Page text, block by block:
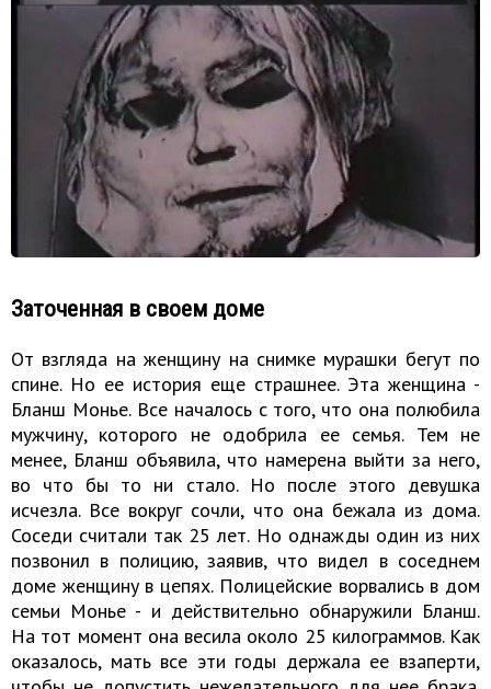
Заточенная в своем доме
От взгляда на женщину на снимке мурашки бегут по
спине. Но ее история еще страшнее. Эта женщина -
Бланш Монье. Все началось с того, что она полюбила
мужчину, которого не одобрила ее семья. Тем не
менее, Бланш объявила, что намерена выйти за него,
во что бы то ни стало. Но после этого девушка
исчезла. Все вокруг сочли, что она бежала из дома.
Соседи считали так 25 лет. Но однажды один из них
позвонил в полицию, заявив, что видел в соседнем
доме женщину в цепях. Полицейские ворвались в дом
семьи Монье - и действительно обнаружили Бланш.
На тот момент она весила около 25 килограммов. Как
оказалось, мать все эти годы держала ее взаперти,